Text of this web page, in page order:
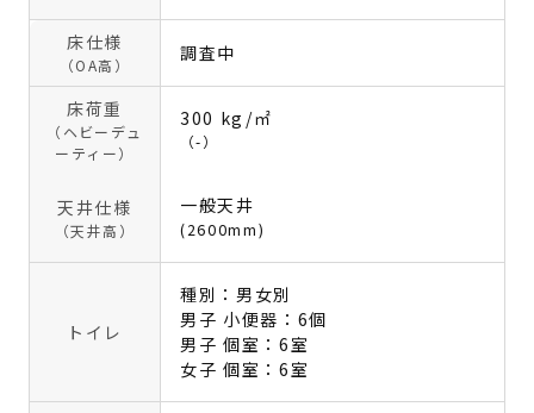
床仕様
（OA高）
調査中
床荷重
（ヘビーデュ
ーティー）
300 kg/㎡
（-）
天井仕様
（天井高）
一般天井
(2600mm)
トイレ
種別：男女別
男子 小便器：6個
男子 個室：6室
女子 個室：6室